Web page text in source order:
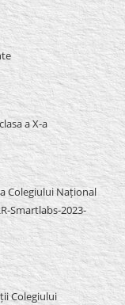
a X-a
Colegiului Național
Smartlabs-2023-
Colegiului